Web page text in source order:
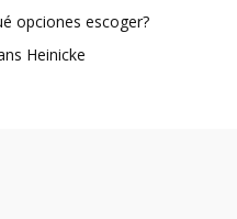
opciones escoger?
Heinicke